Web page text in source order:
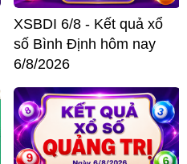
XSBDI 6/8 - Kết quả xổ
số Bình Định hôm nay
6/8/2026